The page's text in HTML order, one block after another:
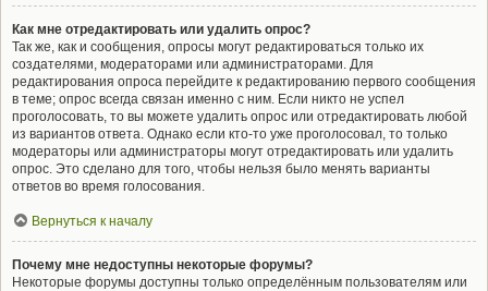
Как мне отредактировать или удалить опрос?
Так же, как и сообщения, опросы могут редактироваться только их
создателями, модераторами или администраторами. Для
редактирования опроса перейдите к редактированию первого сообщения
в теме; опрос всегда связан именно с ним. Если никто не успел
проголосовать, то вы можете удалить опрос или отредактировать любой
из вариантов ответа. Однако если кто-то уже проголосовал, то только
модераторы или администраторы могут отредактировать или удалить
опрос. Это сделано для того, чтобы нельзя было менять варианты
ответов во время голосования.
Вернуться к началу
Почему мне недоступны некоторые форумы?
Некоторые форумы доступны только определённым пользователям или